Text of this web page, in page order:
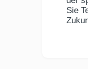
Sie